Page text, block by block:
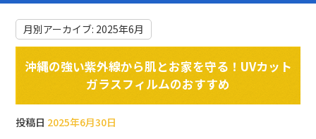
月別アーカイブ: 2025年6月
沖縄の強い紫外線から肌とお家を守る！UVカット
ガラスフィルムのおすすめ
投稿日 2025年6月30日